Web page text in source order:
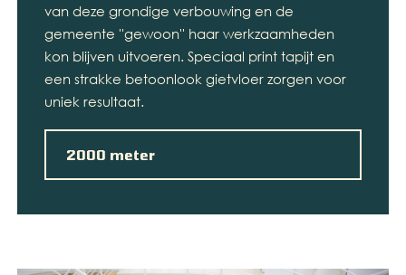
van deze grondige verbouwing en de
gemeente ''gewoon'' haar werkzaamheden
kon blijven uitvoeren. Speciaal print tapijt en
een strakke betoonlook gietvloer zorgen voor
uniek resultaat.
2000 meter